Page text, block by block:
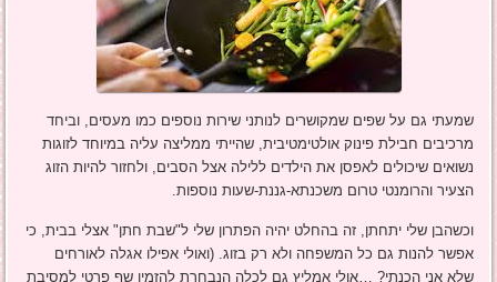
שמעתי גם על שפים שמקושרים לנותני שירות נוספים כמו מעסים, וביחד
מרכיבים חבילת פינוק אולטימטיבית, שהייתי ממליצה עליה במיוחד לזוגות
נשואים שיכולים לאפסן את הילדים ללילה אצל הסבים, ולחזור להיות הזוג
הצעיר והרומנטי טרום משכנתא-גננת-שעות נוספות.
וכשהבן שלי יתחתן, זה בהחלט יהיה הפתרון שלי ל"שבת חתן" אצלי בבית, כי
אפשר להנות גם כל המשפחה ולא רק בזוג. (ואולי אפילו אגלה לאורחים
שלא אני הכנתי? …אולי אמליץ גם לכלה הנבחרת להזמין שף פרטי למסיבת